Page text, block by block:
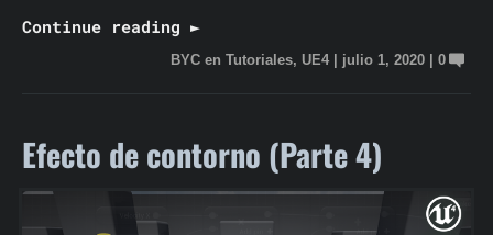
Continue reading ►
BYC en Tutoriales, UE4 julio 1, 2020 0
Efecto de contorno (Parte 4)